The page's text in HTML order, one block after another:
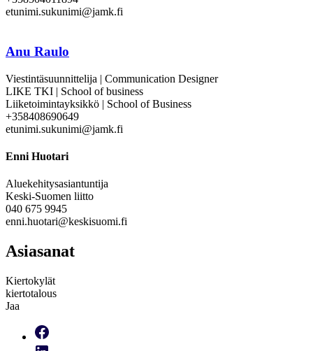
etunimi.sukunimi@jamk.fi
Anu Raulo
Viestintäsuunnittelija | Communication Designer
LIKE TKI | School of business
Liiketoimintayksikkö | School of Business
+358408690649
etunimi.sukunimi@jamk.fi
Enni Huotari
Aluekehitysasiantuntija
Keski-Suomen liitto
040 675 9945
enni.huotari@keskisuomi.fi
Asiasanat
Kiertokylät
kiertotalous
Jaa